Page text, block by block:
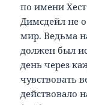
по имени
Димсдейл не
мир. Ведьма
должен был
день через
чувствовать
действовало